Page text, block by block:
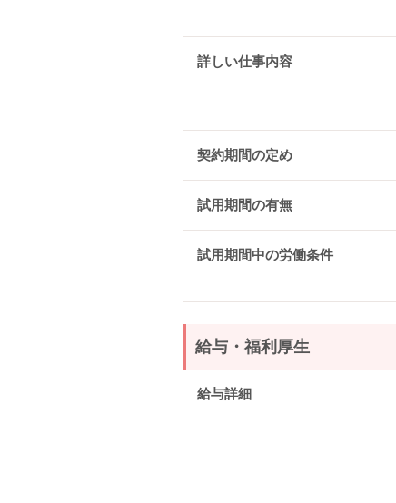
詳しい仕事内容
契約期間の定め
試用期間の有無
試用期間中の労働条件
給与・福利厚生
給与詳細